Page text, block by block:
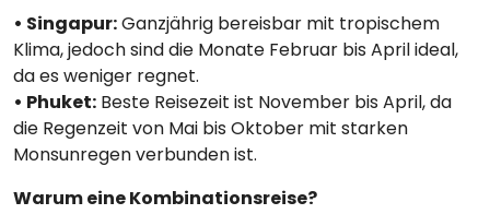
• Singapur:Ganzjährig bereisbar mit tropischem
Klima, jedoch sind die Monate Februar bis April ideal,
da es weniger regnet.
• Phuket: Beste Reisezeit ist November bis April, da
die Regenzeit von Mai bis Oktober mit starken
Monsunregen verbunden ist.
Warum eine Kombinationsreise?